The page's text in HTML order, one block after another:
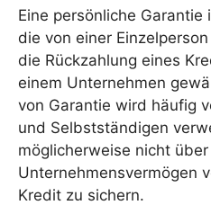
Eine persönliche
die von einer
die Rückzahlung eines
einem Unternehmen
von Garantie wird häufig
und Selbstständigen
möglicherweise nicht
Unternehmensvermögen
Kredit zu sichern.